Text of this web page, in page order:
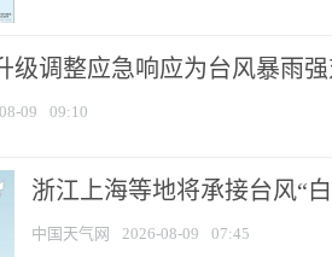
级调整应急响应为台风暴雨
09 09:10
浙江上海等地将承接台风“
中国天气网 2026-08-09 07:45